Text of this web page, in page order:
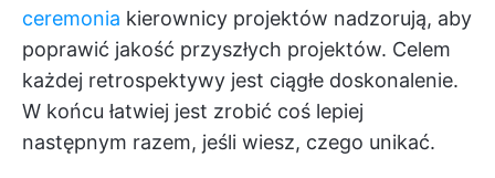
ceremonia kierownicy projektów nadzorują, aby
poprawić jakość przyszłych projektów. Celem
każdej retrospektywy jest ciągłe doskonalenie.
W końcu łatwiej jest zrobić coś lepiej
następnym razem, jeśli wiesz, czego unikać.